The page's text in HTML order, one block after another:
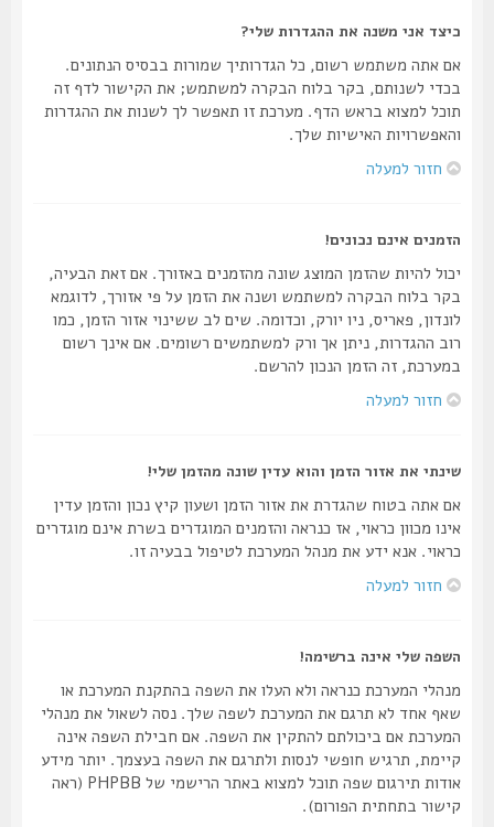
כיצד אני משנה את ההגדרות שלי?
אם אתה משתמש רשום, כל הגדרותיך שמורות בבסיס הנתונים.
בכדי לשנותם, בקר בלוח הבקרה למשתמש; את הקישור לדף זה
תוכל למצוא בראש הדף. מערכת זו תאפשר לך לשנות את ההגדרות
והאפשרויות האישיות שלך.
חזור למעלה
הזמנים אינם נכונים!
יכול להיות שהזמן המוצג שונה מהזמנים באזורך. אם זאת הבעיה,
בקר בלוח הבקרה למשתמש ושנה את הזמן על פי אזורך, לדוגמא
לונדון, פאריס, ניו יורק, וכדומה. שים לב ששינוי אזור הזמן, כמו
רוב ההגדרות, ניתן אך ורק למשתמשים רשומים. אם אינך רשום
במערכת, זה הזמן הנכון להרשם.
חזור למעלה
שינתי את אזור הזמן והוא עדין שונה מהזמן שלי!
אם אתה בטוח שהגדרת את אזור הזמן ושעון קיץ נכון והזמן עדין
אינו מכוון כראוי, אז כנראה והזמנים המוגדרים בשרת אינם מוגדרים
כראוי. אנא ידע את מנהל המערכת לטיפול בבעיה זו.
חזור למעלה
השפה שלי אינה ברשימה!
מנהלי המערכת כנראה ולא העלו את השפה בהתקנת המערכת או
שאף אחד לא תרגם את המערכת לשפה שלך. נסה לשאול את מנהלי
המערכת אם ביכולתם להתקין את השפה. אם חבילת השפה אינה
קיימת, תרגיש חופשי לנסות ולתרגם את השפה בעצמך. יותר מידע
אודות תירגום שפה תוכל למצוא באתר הרישמי של PHPBB (ראה
קישור בתחתית הפורום).